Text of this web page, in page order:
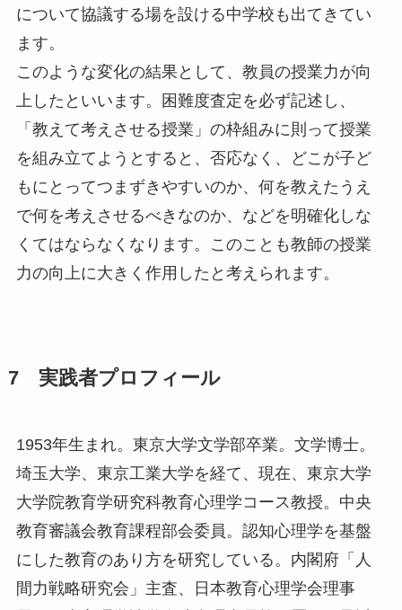
について協議する場を設ける中学校も出てきてい
ます。
このような変化の結果として、教員の授業力が向
上したといいます。困難度査定を必ず記述し、
「教えて考えさせる授業」の枠組みに則って授業
を組み立てようとすると、否応なく、どこが子ど
もにとってつまずきやすいのか、何を教えたうえ
で何を考えさせるべきなのか、などを明確化しな
くてはならなくなります。このことも教師の授業
力の向上に大きく作用したと考えられます。
7 実践者プロフィール
1953年生まれ。東京大学文学部卒業。文学博士。
埼玉大学、東京工業大学を経て、現在、東京大学
大学院教育学研究科教育心理学コース教授。中央
教育審議会教育課程部会委員。認知心理学を基盤
にした教育のあり方を研究している。内閣府「人
間力戦略研究会」主査、日本教育心理学会理事